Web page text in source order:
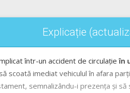
Explicație
într-un accident de circulațieîn
scoată imediat vehiculul în afara
semnalizându-i prezența și